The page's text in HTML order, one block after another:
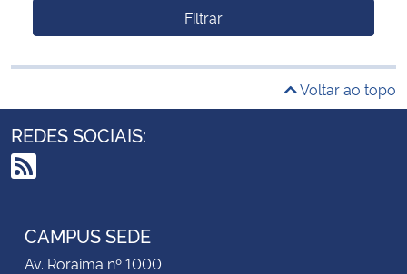
Filtrar
Voltar ao topo
REDES SOCIAIS:
RSS
CAMPUS SEDE
Av. Roraima nº 1000